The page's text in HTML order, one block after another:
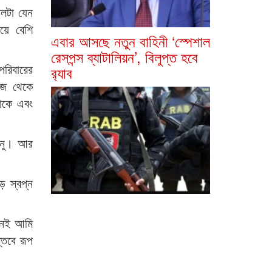
যেন
বেশি
থেকে
এবং
আর
স্বপ্ন
আমি
রূপ
এবার আসছে নতুন বাহিনী ‘স্পেশাল
রেসপন্স ব্যাটালিয়ন’, বিলুপ্ত হবে
র‍্যাব